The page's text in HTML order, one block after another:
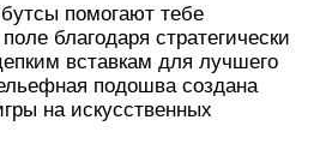
помогают тебе
благодаря стратегически
вставкам для лучшего
подошва создана
на искусственных